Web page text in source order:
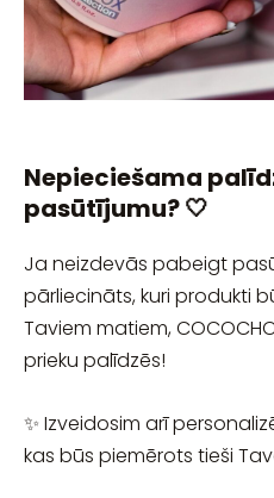
Nepieciešama
pasūtījumu? 🤍
Ja neizdevās pabeigt
pārliecināts, kuri produkti
Taviem matiem,
prieku palīdzēs!
✨ Izveidosim arī
kas būs piemērots tieši